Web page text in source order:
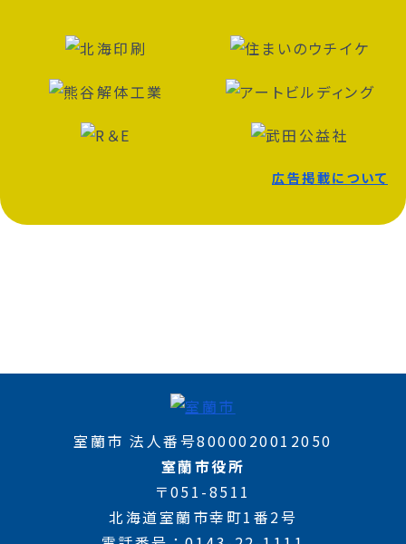
広告掲載について
室蘭市 法人番号8000020012050
室蘭市役所
〒051-8511
北海道室蘭市幸町1番2号